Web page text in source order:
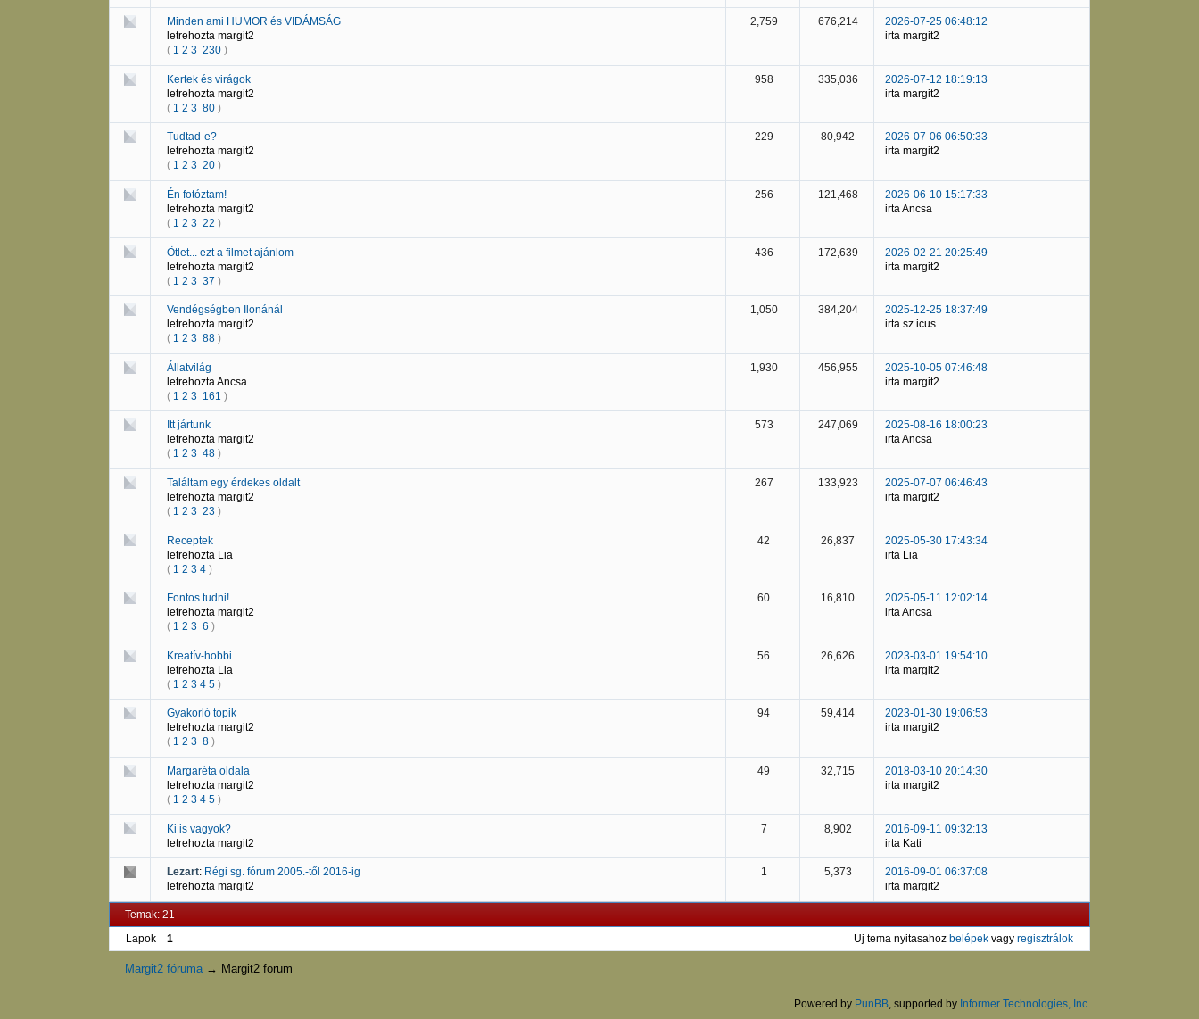
Minden ami HUMOR és VIDÁMSÁG
letrehozta margit2
( 1 2 3 230 )
2,759 676,214
2026-07-25 06:48:12
irta margit2
Kertek és virágok
letrehozta margit2
( 1 2 3 80 )
958 335,036
2026-07-12 18:19:13
irta margit2
Tudtad-e?
letrehozta margit2
( 1 2 3 20 )
229 80,942
2026-07-06 06:50:33
irta margit2
Én fotóztam!
letrehozta margit2
( 1 2 3 22 )
256 121,468
2026-06-10 15:17:33
irta Ancsa
Ötlet... ezt a filmet ajánlom
letrehozta margit2
( 1 2 3 37 )
436 172,639
2026-02-21 20:25:49
irta margit2
Vendégségben Ilonánál
letrehozta margit2
( 1 2 3 88 )
1,050 384,204
2025-12-25 18:37:49
irta sz.icus
Állatvilág
letrehozta Ancsa
( 1 2 3 161 )
1,930 456,955
2025-10-05 07:46:48
irta margit2
Itt jártunk
letrehozta margit2
( 1 2 3 48 )
573 247,069
2025-08-16 18:00:23
irta Ancsa
Találtam egy érdekes oldalt
letrehozta margit2
( 1 2 3 23 )
267 133,923
2025-07-07 06:46:43
irta margit2
Receptek
letrehozta Lia
( 1 2 3 4 )
42 26,837
2025-05-30 17:43:34
irta Lia
Fontos tudni!
letrehozta margit2
( 1 2 3 6 )
60 16,810
2025-05-11 12:02:14
irta Ancsa
Kreatív-hobbi
letrehozta Lia
( 1 2 3 4 5 )
56 26,626
2023-03-01 19:54:10
irta margit2
Gyakorló topik
letrehozta margit2
( 1 2 3 8 )
94 59,414
2023-01-30 19:06:53
irta margit2
Margaréta oldala
letrehozta margit2
( 1 2 3 4 5 )
49 32,715
2018-03-10 20:14:30
irta margit2
Ki is vagyok?
letrehozta margit2
7 8,902
2016-09-11 09:32:13
irta Kati
Lezart: Régi sg. fórum 2005.-től 2016-ig
letrehozta margit2
1 5,373
2016-09-01 06:37:08
irta margit2
Temak: 21
Lapok
1 Uj tema nyitasahoz belépek vagy regisztrálok
Margit2 fóruma → Margit2 forum
Powered by PunBB, supported by Informer Technologies, Inc.